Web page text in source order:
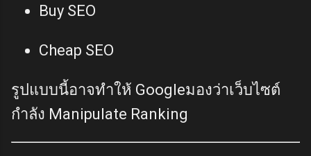
Buy SEO
Cheap SEO
รูปแบบนี้อาจทำให้ Googleมองว่าเว็บไซต์
กำลัง Manipulate Ranking